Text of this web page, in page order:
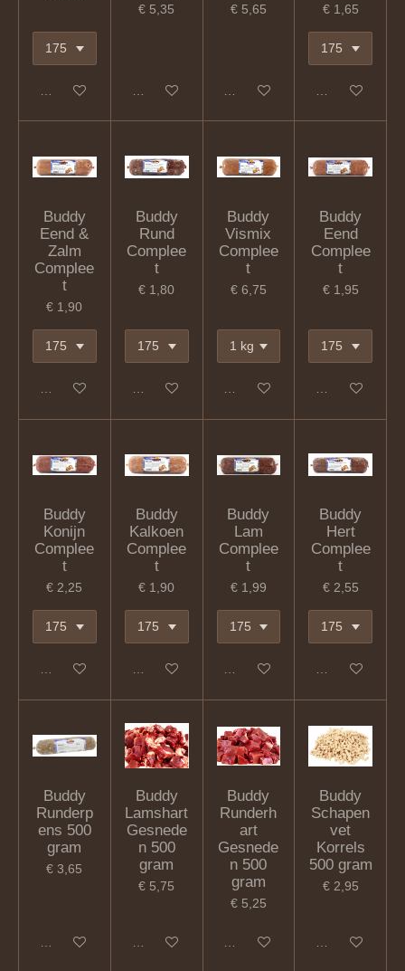
In winkelwagen
€ 5,35
In winkelwagen
€ 5,65
In winkelwagen
€ 1,65
In winkelwagen
Buddy
Eend &
Zalm
Complee
t
€ 1,90
In winkelwagen
Buddy
Rund
Complee
t
€ 1,80
In winkelwagen
Buddy
Vismix
Complee
t
€ 6,75
In winkelwagen
Buddy
Eend
Complee
t
€ 1,95
In winkelwagen
Buddy
Konijn
Complee
t
€ 2,25
In winkelwagen
Buddy
Kalkoen
Complee
t
€ 1,90
In winkelwagen
Buddy
Lam
Complee
t
€ 1,99
In winkelwagen
Buddy
Hert
Complee
t
€ 2,55
In winkelwagen
Buddy
Runderp
ens 500
gram
€ 3,65
In winkelwagen
Buddy
Lamshart
Gesnede
n 500
gram
€ 5,75
In winkelwagen
Buddy
Runderh
art
Gesnede
n 500
gram
€ 5,25
In winkelwagen
Buddy
Schapen
vet
Korrels
500 gram
€ 2,95
In winkelwagen